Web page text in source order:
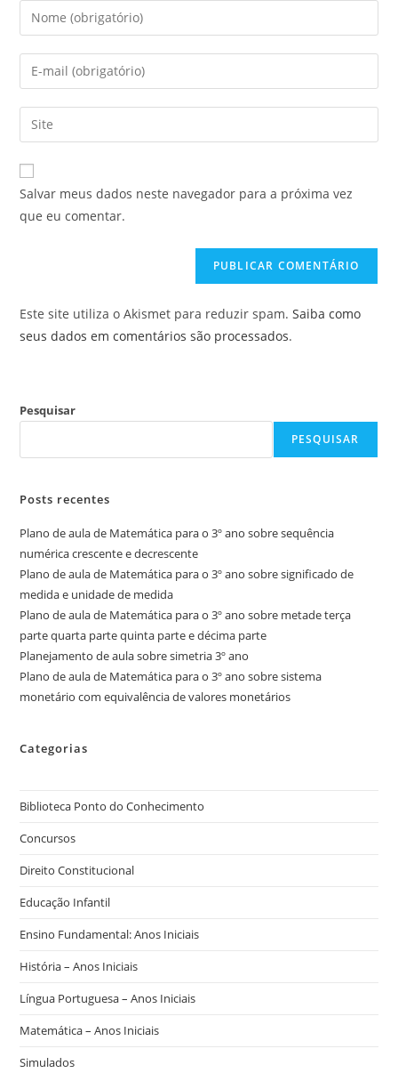
Digite
seu
nome
ou
de
usuário
para
comentar
Digite
seu
endereço
de
mail
para
comentar
Digite
o
URL
do
site
Salvar meus dados neste navegador para a próxima vez
que eu comentar.
Este site utiliza o Akismet para reduzir spam.Saiba como
seus dados em comentários são processados.
Pesquisar
PESQUISAR
Posts recentes
Plano de aula de Matemática para o 3º ano sobre sequência
numérica crescente e decrescente
Plano de aula de Matemática para o 3º ano sobre significado de
medida e unidade de medida
Plano de aula de Matemática para o 3º ano sobre metade terça
parte quarta parte quinta parte e décima parte
Planejamento de aula sobre simetria 3º ano
Plano de aula de Matemática para o 3º ano sobre sistema
monetário com equivalência de valores monetários
Categorias
Biblioteca Ponto do Conhecimento
Concursos
Direito Constitucional
Educação Infantil
Ensino Fundamental: Anos Iniciais
História – Anos Iniciais
Língua Portuguesa – Anos Iniciais
Matemática – Anos Iniciais
Simulados